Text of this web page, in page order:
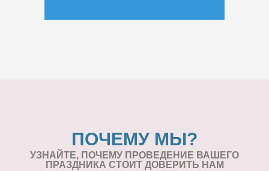
ПОЧЕМУ МЫ?
УЗНАЙТЕ, ПОЧЕМУ ПРОВЕДЕНИЕ ВАШЕГО
ПРАЗДНИКА СТОИТ ДОВЕРИТЬ НАМ